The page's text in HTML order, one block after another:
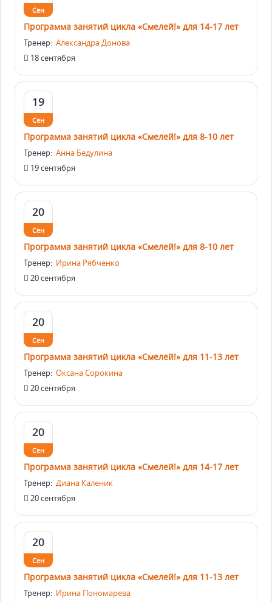
Сен
Программа занятий цикла «Смелей!» для 14-17 лет
Тренер: Александра Донова
18 сентября
19
Сен
Программа занятий цикла «Смелей!» для 8-10 лет
Тренер: Анна Бедулина
19 сентября
20
Сен
Программа занятий цикла «Смелей!» для 8-10 лет
Тренер: Ирина Рябченко
20 сентября
20
Сен
Программа занятий цикла «Смелей!» для 11-13 лет
Тренер: Оксана Сорокина
20 сентября
20
Сен
Программа занятий цикла «Смелей!» для 14-17 лет
Тренер: Диана Каленик
20 сентября
20
Сен
Программа занятий цикла «Смелей!» для 11-13 лет
Тренер: Ирина Пономарева